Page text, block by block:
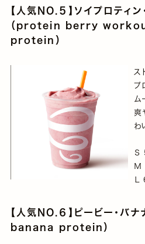
【人気NO.５】ソイプロティ
（protein berry
protein）
ス
プ
ム
爽
わ
Ｓ
Ｍ
【人気NO.６】ピービー・バ
banana protein）